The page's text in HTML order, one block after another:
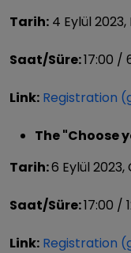
Tarih: 4 Eylül
Saat/Süre:17:00 /
Link: Registration
The "Choose
Tarih:6 Eylül
Saat/Süre:17:00 /
Link: Registration